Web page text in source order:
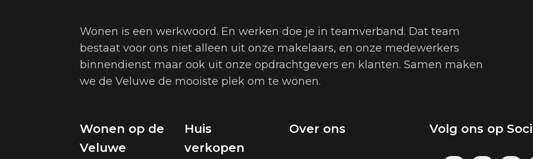
Wonen is een werkwoord. En werken doe je in teamverband. Dat team
bestaat voor ons niet alleen uit onze makelaars, en onze medewerkers
binnendienst maar ook uit onze opdrachtgevers en klanten. Samen maken
we de Veluwe de mooiste plek om te wonen.
Wonen op de
Veluwe
Huis
verkopen
Over ons Volg ons op